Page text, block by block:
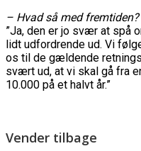
– Hvad så med fremtiden?
”Ja, den er jo svær at spå
lidt udfordrende ud. Vi
os til de gældende
svært ud, at vi skal gå fra
10.000 på et halvt år.”
Vender tilbage